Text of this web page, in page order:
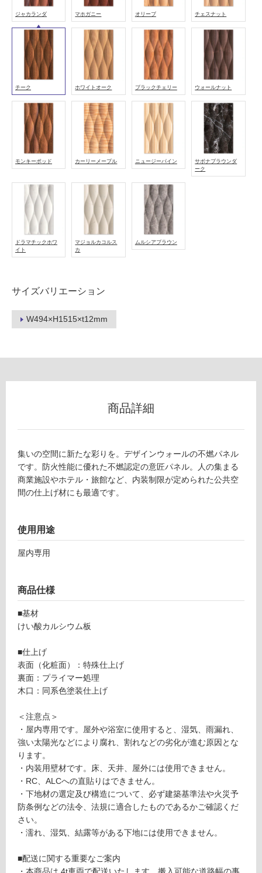
ジャカランダ マホガニー オリーブ チェスナット
チーク ホワイトオーク ブラックチェリー ウォールナット
モンキーポッド カーリーメープル ニュージーパイン
サボナブラウンダ
ーク
ドラマチックホワ
イト
マジョルカコルス
カ
ムルシアブラウン
サイズバリエーション
W494×H1515×t12mm
場
て
て
い
が
必
適
て
い
屋
壁・
浴
室
用
用
能
地
以
外)
用
不
可
フ
ロ
ー
商品詳細
集いの空間に新たな彩りを。デザインウォールの不燃パネル
です。防火性能に優れた不燃認定の意匠パネル。人の集まる
商業施設やホテル・旅館など、内装制限が定められた公共空
間の仕上げ材にも最適です。
使用用途
屋内専用
商品仕様
■基材
けい酸カルシウム板
■仕上げ
表面（化粧面）：特殊仕上げ
裏面：プライマー処理
木口：同系色塗装仕上げ
＜注意点＞
・屋内専用です。屋外や浴室に使用すると、湿気、雨漏れ、
強い太陽光などにより腐れ、割れなどの劣化が進む原因とな
ります。
・内装用壁材です。床、天井、屋外には使用できません。
・RC、ALCへの直貼りはできません。
・下地材の選定及び構造について、必ず建築基準法や火災予
防条例などの法令、法規に適合したものであるかご確認くだ
さい。
・濡れ、湿気、結露等がある下地には使用できません。
■配送に関する重要なご案内
・本商品は 4t車両で配送いたします。搬入可能な道路幅の事